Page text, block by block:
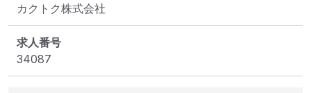
カクトク株式会社
求人番号
34087